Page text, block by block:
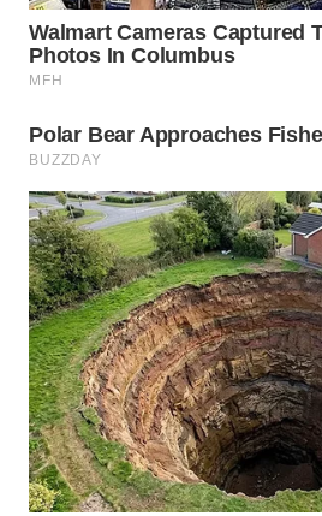
WN
CIANJUR
KEPULAUAN
SERIBU
WN
TANGERANG
WN
BINJAI
WN
CIREBON
WN
INDRAMAYU